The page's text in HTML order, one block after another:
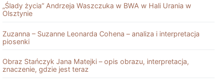
„Ślady życia” Andrzeja Waszczuka w BWA w Hali Urania w
Olsztynie
Zuzanna – Suzanne Leonarda Cohena – analiza i interpretacja
piosenki
Obraz Stańczyk Jana Matejki – opis obrazu, interpretacja,
znaczenie, gdzie jest teraz